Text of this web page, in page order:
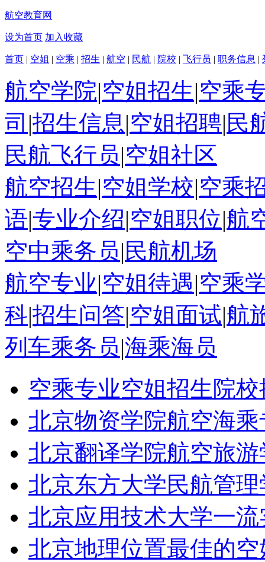
航空教育网
设为首页 加入收藏
首页 | 空姐 | 空乘 | 招生 | 航空 | 民航 | 院校 | 飞行员 | 职务信息 |
航空学院|空姐招生|空乘
司 |招生信息|空姐招聘| 民
民航飞行员|空姐社区
航空招生|空姐学校|空乘
语|专业介绍|空姐职位|航
空中乘务员| 民航机场
航空专业|空姐待遇|空乘
科|招生问答|空姐面试|航
列车乘务员|海乘海员
空乘专业空姐招生院
北京物资学院航空海乘
北京翻译学院航空旅游
北京东方大学民航管理
北京应用技术大学一流
北京地理位置最佳的